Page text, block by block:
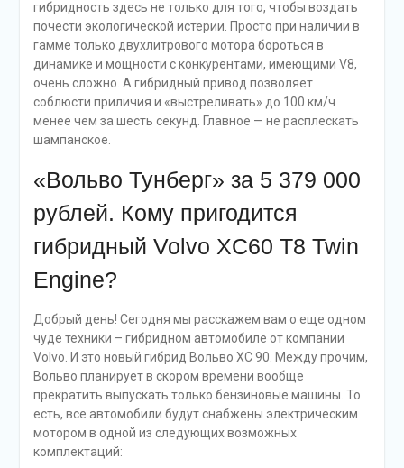
подзарядки. Обычный люк для топливного бака
находится, где и обычно.
Гибрид volvo xc90 – это автомобиль с двумя
«сердцами». Здесь есть бензиновый двигатель Т6,
мощностью в 320 лошадиных сил, а помогает ему
электрический мотор, который добавляет мощи еще на
87 «лошадок». В итоге получается общий крутящий
электроэнергии, либо использовать сразу два мотора.
Заявленный разгон до «сотни» — за 5,6 секунды, что
круто для такой тяжелой машины. Расход топлива
зависит от нескольких факторов, а потому трудно
давать точные цифры. Так, например, при движении в
режиме «гибрид» по городским пробкам, это может
еще и включить режим подзарядки электрической
батареи, то машина превращается чуть ли не в
бензиновую электростанцию с расходом в 8,6 литра. Ну
и, конечно же, очень многое будет зависеть здесь от
индивидуального стиля вождения. При агрессивном и
расход больше.
Сколько стоит такое удовольствие? В самой дорогой
комплектации Excellence – более восьми с половиной